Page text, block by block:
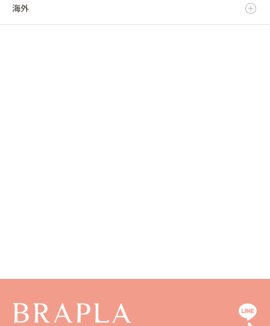
東京都
福井県
大阪府
島根県
福岡県
海外